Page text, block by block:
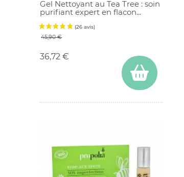
Gel Nettoyant au Tea Tree : soin
purifiant expert en flacon...
Prix de base
Prix
36,72 €
45,90 €